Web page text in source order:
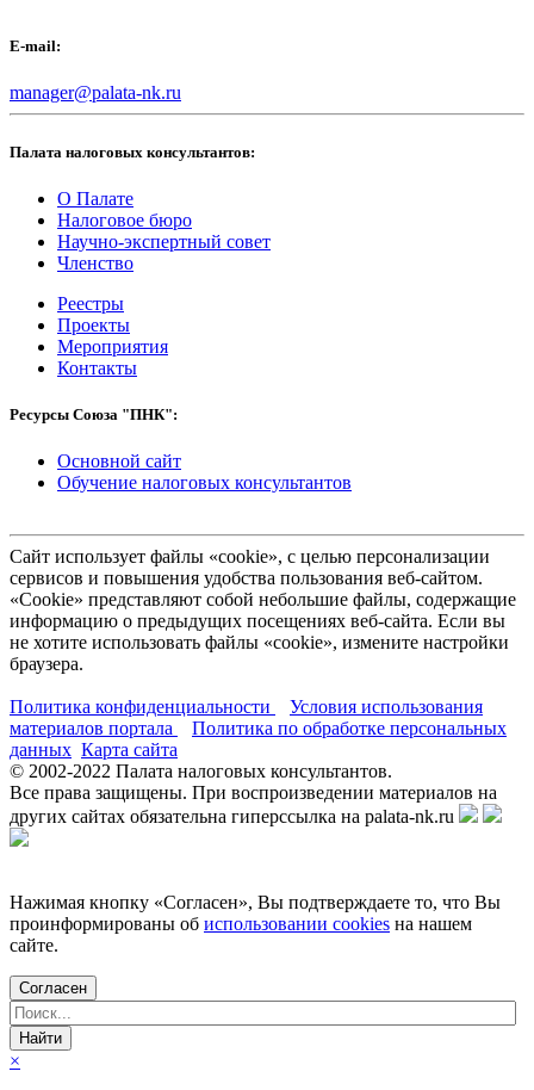
E-mail:
manager@palata-nk.ru
Палата налоговых консультантов:
О Палате
Налоговое бюро
Научно-экспертный совет
Членство
Реестры
Проекты
Мероприятия
Контакты
Ресурсы Союза "ПНК":
Основной сайт
Обучение налоговых консультантов
Сайт использует файлы «cookie», с целью персонализации
сервисов и повышения удобства пользования веб-сайтом.
«Cookie» представляют собой небольшие файлы, содержащие
информацию о предыдущих посещениях веб-сайта. Если вы
не хотите использовать файлы «cookie», измените настройки
браузера.
Политика конфиденциальности
Условия использования
материалов портала
Политика по обработке персональных
данных Карта сайта
© 2002-2022 Палата налоговых консультантов.
Все права защищены. При воспроизведении материалов на
других сайтах обязательна гиперссылка на palata-nk.ru
Нажимая кнопку «Согласен», Вы подтверждаете то, что Вы
проинформированы об использовании cookies на нашем
сайте.
Согласен
×